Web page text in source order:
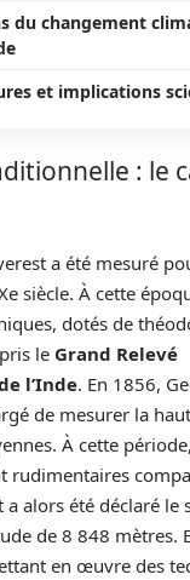
du changement
et implications
: le
a été mesuré
siècle. À cette
dotés de
le Grand Relevé
l’Inde. En 1856,
de mesurer la
À cette
rudimentaires
a alors été déclaré
de 8 848 mètres.
en œuvre des